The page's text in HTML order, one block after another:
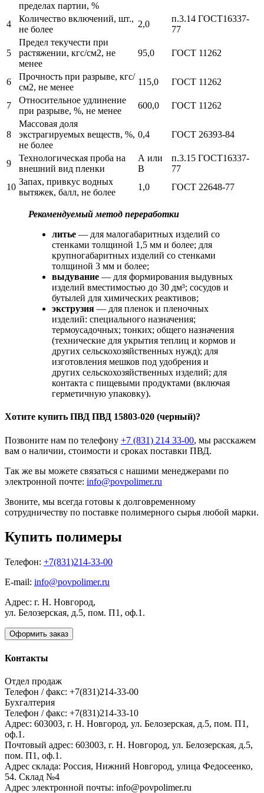
пределах партии, %
4
Количество включений, шт.,
не более
2,0
п.3.14 ГОСТ16337-
77
5
Предел текучести при
растяжении, кгс/см2, не
менее
95,0 ГОСТ 11262
6
Прочность при разрыве, кгс/
см2, не менее
115,0 ГОСТ 11262
7
Относительное удлинение
при разрыве, %, не менее
600,0 ГОСТ 11262
8
Массовая доля
экстрагируемых веществ, %,
не более
0,4 ГОСТ 26393-84
9
Технологическая проба на
внешний вид пленки
А или
В
п.3.15 ГОСТ16337-
77
10
Запах, привкус водных
вытяжек, балл, не более
1,0 ГОСТ 22648-77
Рекомендуемый метод переработки
литье — для малогабаритных изделий со
стенками толщиной 1,5 мм и более; для
крупногабаритных изделий со стенками
толщиной 3 мм и более;
выдувание — для формирования выдувных
изделий вместимостью до 30 дм³; сосудов и
бутылей для химических реактивов;
экструзия — для пленок и пленочных
изделий: специального назначения;
термоусадочных; тонких; общего назначения
(технические для укрытия теплиц и кормов и
других сельскохозяйственных нужд); для
изготовления мешков под удобрения и
других сельскохозяйственных изделий; для
контакта с пищевыми продуктами (включая
герметичную упаковку).
Хотите купить ПВД ПВД 15803-020 (черный)?
Позвоните нам по телефону +7 (831) 214 33-00, мы расскажем
вам о наличии, стоимости и сроках поставки ПВД.
Так же вы можете связаться с нашими менеджерами по
электронной почте: info@povpolimer.ru
Звоните, мы всегда готовы к долговременному
сотрудничеству по поставке полимерного сырья любой марки.
Купить полимеры
Телефон: +7(831)214-33-00
E-mail: info@povpolimer.ru
Адрес: г. Н. Новгород,
ул. Белозерская, д.5, пом. П1, оф.1.
Оформить заказ
Контакты
Отдел продаж
Телефон / факс: +7(831)214-33-00
Бухгалтерия
Телефон / факс: +7(831)214-33-10
Адрес: 603003, г. Н. Новгород, ул. Белозерская, д.5, пом. П1,
оф.1.
Почтовый адрес: 603003, г. Н. Новгород, ул. Белозерская, д.5,
пом. П1, оф.1.
Адрес склада: Россия, Нижний Новгород, улица Федосеенко,
54. Склад №4
Адрес электронной почты: info@povpolimer.ru